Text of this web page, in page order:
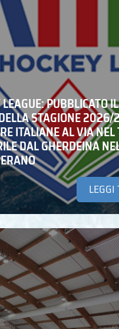
PUBBLICATO IL
STAGIONE 2026/
ITALIANE AL VIA NEL
DAL GHERDEINA
LEGGI